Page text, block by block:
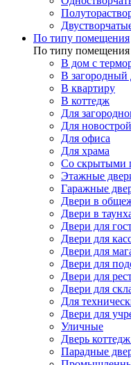
По типу помещения
По типу помещения
В дом с
В загородный
В квартиру
В коттедж
Для
Для
Для офиса
Для храма
Со скрытыми
Этажные
Гаражные
Двери в
Двери в
Двери для
Двери для
Двери для
Двери для
Двери для
Двери для
Для
Двери для
Уличные
Дверь
Парадные